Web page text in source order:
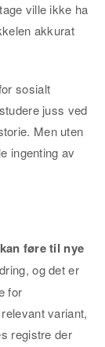
ville ikke ha
akkurat
sosialt
juss ved
Men uten
ingenting av
føre til nye
og det er
for
variant,
registre der